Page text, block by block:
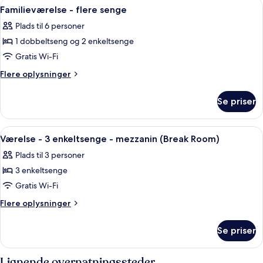
Indlæs
alle
billeder
af
Familieværelse
-
7
Familieværelse - flere senge
Plads til 6 personer
1 dobbeltseng og 2 enkeltsenge
Gratis Wi-Fi
Flere oplysninger
Flere
-
flere
senge
Se priser
Indlæs
alle
billeder
af
Værelse
-
-
mezzanin
Værelse - 3 enkeltsenge - mezzanin
2
Værelse - 3 enkeltsenge - mezzanin (Break Room)
Plads til 3 personer
3 enkeltsenge
Gratis Wi-Fi
Flere oplysninger
Flere
-
3
Se priser